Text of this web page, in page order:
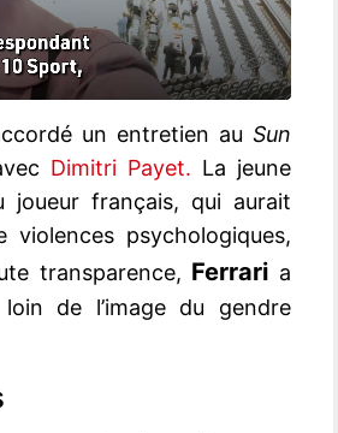
un entretien au Sun
Dimitri Payet. La jeune
joueur français, qui aurait
violences psychologiques,
transparence, Ferrari a
de l’image du gendre